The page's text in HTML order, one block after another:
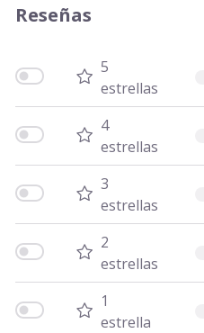
Reseñas
5
estrellas
4
estrellas
3
estrellas
2
estrellas
1
estrella